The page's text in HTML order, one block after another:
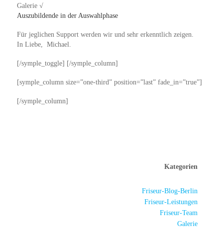
Galerie √
Auszubildende in der Auswahlphase
Für jeglichen Support werden wir und sehr erkenntlich zeigen.
In Liebe, Michael.
[/symple_toggle] [/symple_column]
[symple_column size=”one-third” position=”last” fade_in=”true”]
[/symple_column]
Kategorien
Friseur-Blog-Berlin
Friseur-Leistungen
Friseur-Team
Galerie